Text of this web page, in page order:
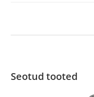
Seotud tooted